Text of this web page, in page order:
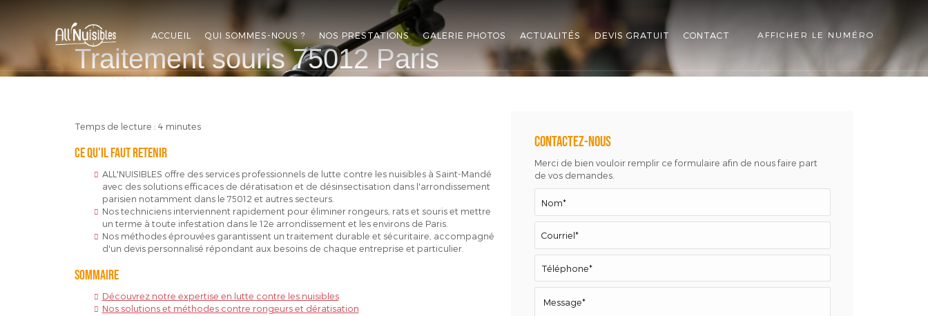
ACCUEIL QUI SOMMES-NOUS ? NOS PRESTATIONS GALERIE PHOTOS ACTUALITÉS DEVIS GRATUIT CONTACT AFFICHER LE NUMÉRO
Traitement souris 75012 Paris
Temps de lecture : 4 minutes
Ce qu'il faut retenir
ALL'NUISIBLES offre des services professionnels de lutte contre les nuisibles à Saint-Mandé
avec des solutions efficaces de dératisation et de désinsectisation dans l'arrondissement
parisien notamment dans le 75012 et autres secteurs.
Nos techniciens interviennent rapidement pour éliminer rongeurs, rats et souris et mettre
un terme à toute infestation dans le 12e arrondissement et les environs de Paris.
Nos méthodes éprouvées garantissent un traitement durable et sécuritaire, accompagné
d'un devis personnalisé répondant aux besoins de chaque entreprise et particulier.
Sommaire
Découvrez notre expertise en lutte contre les nuisibles
Nos solutions et méthodes contre rongeurs et dératisation
Contactez-nous
Merci de bien vouloir remplir ce formulaire afin de nous faire part
de vos demandes.